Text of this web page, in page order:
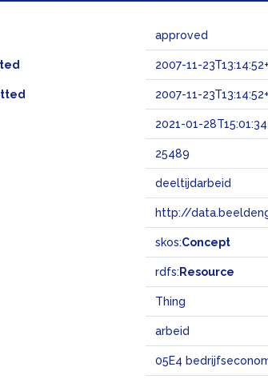
approved
2007-11-
2007-11-
2021-01-
25489
deeltijdarbeid
http://
skos:Concept
rdfs: Resource
Thing
arbeid
05E4